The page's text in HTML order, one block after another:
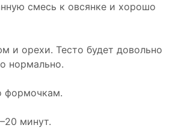
смесь к овсянке и хорошо
и орехи. Тесто будет довольно
нормально.
формочкам.
минут.